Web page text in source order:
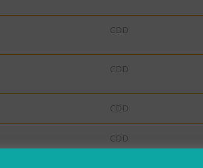
CDD
CDD
CDD
CDD